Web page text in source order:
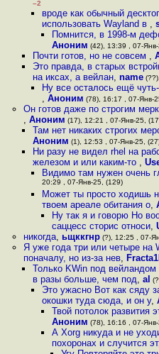
–2
вроде как обычный
использовать Wayland в ,
Помнится, в 1998-м
Аноним (42), 13:39 , 07-
Почти готов, но не совсем ,
Это правда, в старых
на иксах, а вейлан, name
Ну все осталось ещё
,Аноним (78), 16:17 , 07-Янв-
Он готов даже по строгим
, Аноним (17), 12:21 , 07-Янв-25,
Там нет никаких строгих
Аноним (1), 12:53 , 07-Янв-25,
Ни разу не видел rhel на
железом и или каким-то ,
Видимо там нужен очень
20:29 , 07-Янв-25, (129)
Может ты просто ходишь
твоем ареале обитания о,
Ну так я и говорю Но
саццесс сторис относи,
никогда, ьщккгнр(?), 12:25 , 07-
Я уже года три или четыре на
поначалу, но из-за нев,
Только KWin под
в разы больше, чем под, al
Это ужасно Вот как сяду
окошки туда сюда, и он у,
Твой потолок развития
Аноним (78), 16:16 , 07-
А Xorg никуда и не
похоронах и случится эт